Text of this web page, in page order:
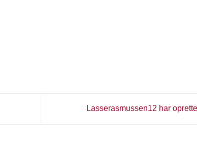
Lasserasmussen12 har